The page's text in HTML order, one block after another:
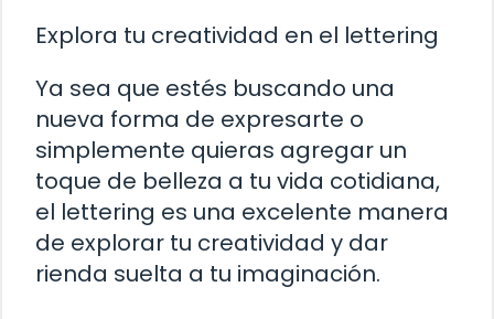
Explora tu creatividad en el lettering
Ya sea que estés buscando una
nueva forma de expresarte o
simplemente quieras agregar un
toque de belleza a tu vida cotidiana,
el lettering es una excelente manera
de explorar tu creatividad y dar
rienda suelta a tu imaginación.